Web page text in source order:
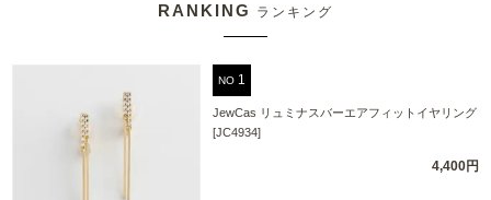
RANKING ランキング
NO
JewCas リュミナスバーエアフィットイヤリング
[JC4934]
4,400円